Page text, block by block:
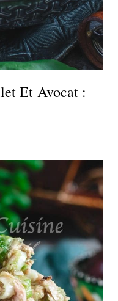
Et Avocat :